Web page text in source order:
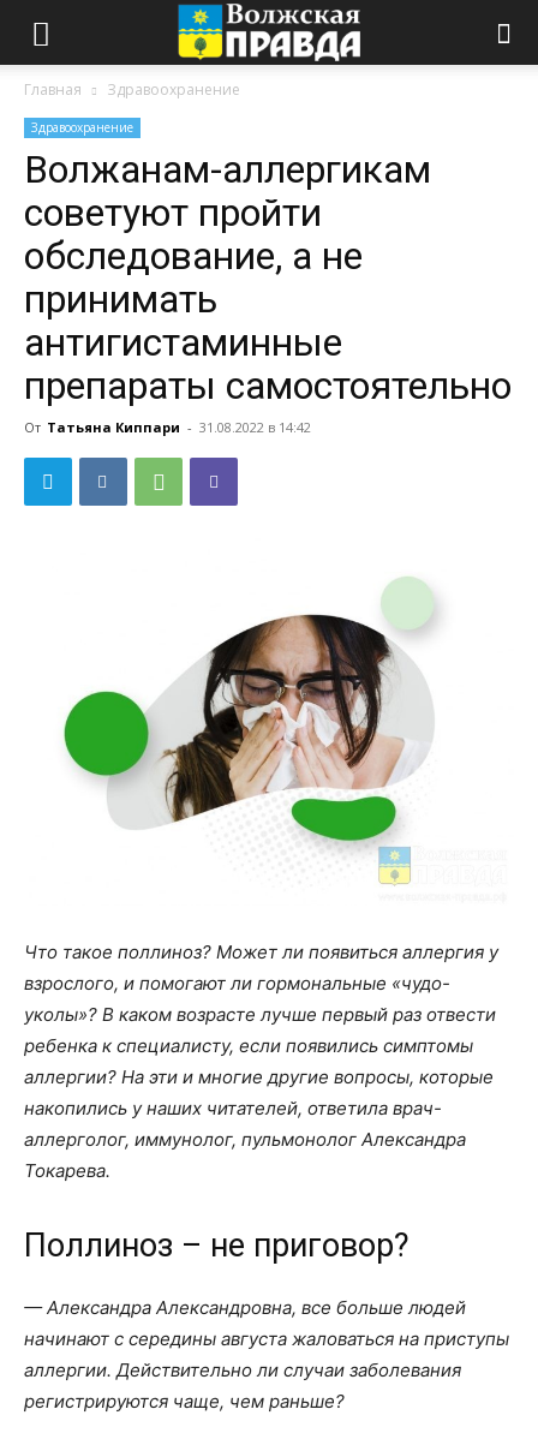
Главная Здравоохранение
Здравоохранение
Волжанам-аллергикам
советуют пройти
обследование, а не
принимать
антигистаминные
препараты самостоятельно
От Татьяна Киппари - 31.08.2022 в 14:42
Что такое поллиноз? Может ли появиться аллергия у
взрослого, и помогают ли гормональные «чудо-
уколы»? В каком возрасте лучше первый раз отвести
ребенка к специалисту, если появились симптомы
аллергии? На эти и многие другие вопросы, которые
накопились у наших читателей, ответила врач-
аллерголог, иммунолог, пульмонолог Александра
Токарева.
Поллиноз – не приговор?
— Александра Александровна, все больше людей
начинают с середины августа жаловаться на приступы
аллергии. Действительно ли случаи заболевания
регистрируются чаще, чем раньше?